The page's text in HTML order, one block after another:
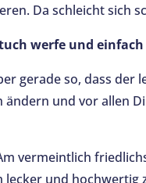
Da schleicht sich
werfe und
gerade so, dass der
und vor allen
vermeintlich
und hochwertig